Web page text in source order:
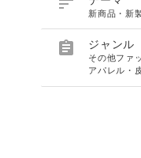
新商品・新
 ジャンル
その他ファ
アパレル・